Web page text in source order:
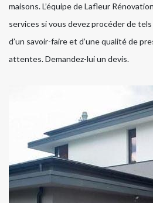
maisons. L’équipe de Lafleur
services si vous devez procéder de
d’un savoir-faire et d’une qualité de
attentes. Demandez-lui un devis.